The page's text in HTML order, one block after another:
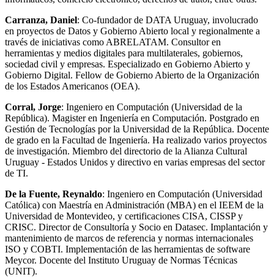
Carranza, Daniel: Co-fundador de DATA Uruguay, involucrado
en proyectos de Datos y Gobierno Abierto local y regionalmente a
través de iniciativas como ABRELATAM. Consultor en
herramientas y medios digitales para multilaterales, gobiernos,
sociedad civil y empresas. Especializado en Gobierno Abierto y
Gobierno Digital. Fellow de Gobierno Abierto de la Organización
de los Estados Americanos (OEA).
Corral, Jorge: Ingeniero en Computación (Universidad de la
República). Magister en Ingeniería en Computación. Postgrado en
Gestión de Tecnologías por la Universidad de la República. Docente
de grado en la Facultad de Ingeniería. Ha realizado varios proyectos
de investigación. Miembro del directorio de la Alianza Cultural
Uruguay - Estados Unidos y directivo en varias empresas del sector
de TI.
De la Fuente, Reynaldo: Ingeniero en Computación (Universidad
Católica) con Maestría en Administración (MBA) en el IEEM de la
Universidad de Montevideo, y certificaciones CISA, CISSP y
CRISC. Director de Consultoría y Socio en Datasec. Implantación y
mantenimiento de marcos de referencia y normas internacionales
ISO y COBTI. Implementación de las herramientas de software
Meycor. Docente del Instituto Uruguay de Normas Técnicas
(UNIT).